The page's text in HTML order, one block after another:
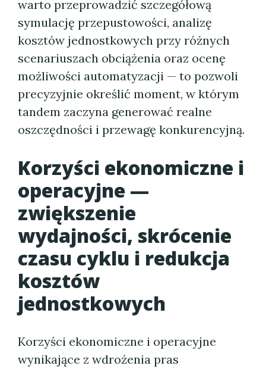
warto przeprowadzić szczegółową
symulację przepustowości, analizę
kosztów jednostkowych przy różnych
scenariuszach obciążenia oraz ocenę
możliwości automatyzacji — to pozwoli
precyzyjnie określić moment, w którym
tandem zaczyna generować realne
oszczędności i przewagę konkurencyjną.
Korzyści ekonomiczne i
operacyjne —
zwiększenie
wydajności, skrócenie
czasu cyklu i redukcja
kosztów
jednostkowych
Korzyści ekonomiczne i operacyjne
wynikające z wdrożenia pras